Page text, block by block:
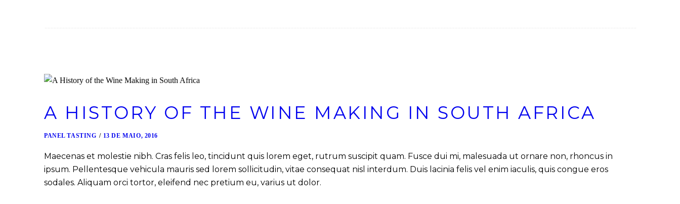
A HISTORY OF THE WINE MAKING IN SOUTH AFRICA
PANEL TASTING 13 DE MAIO, 2016
Maecenas et molestie nibh. Cras felis leo, tincidunt quis lorem eget, rutrum suscipit quam. Fusce dui mi, malesuada ut ornare non, rhoncus in
ipsum. Pellentesque vehicula mauris sed lorem sollicitudin, vitae consequat nisl interdum. Duis lacinia felis vel enim iaculis, quis congue eros
sodales. Aliquam orci tortor, eleifend nec pretium eu, varius ut dolor.